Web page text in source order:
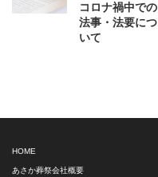
コロナ禍中での
法事・法要につ
いて
HOME
あさか葬祭会社概要